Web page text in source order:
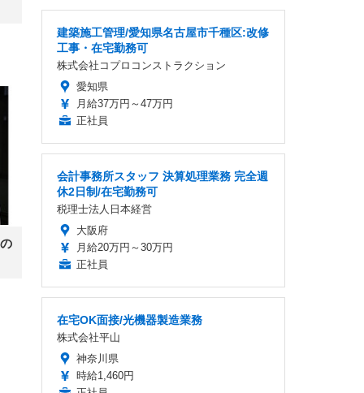
建築施工管理/愛知県名古屋市千種区:改修
工事・在宅勤務可
株式会社コプロコンストラクション
愛知県
月給37万円～47万円
正社員
会計事務所スタッフ 決算処理業務 完全週
休2日制/在宅勤務可
税理士法人日本経営
大阪府
月給20万円～30万円
正社員
在宅OK面接/光機器製造業務
株式会社平山
神奈川県
時給1,460円